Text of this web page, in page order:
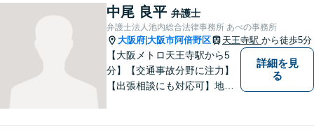
中尾 良平 弁護士
弁護士法人池内総合法律事務所 あべの事務所
大阪府 大阪市阿倍野区 天王寺駅 から徒歩5分
【大阪メトロ天王寺駅から5
分】【交通事故分野に注力】
【出張相談にも対応可】地元
詳細を見
る